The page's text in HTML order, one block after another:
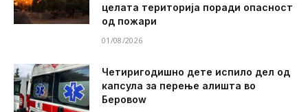
целата територија поради опасност
од пожари
01/08/2026
Четиригодишно дете испило дел од
капсула за перење алишта во
Беровоw